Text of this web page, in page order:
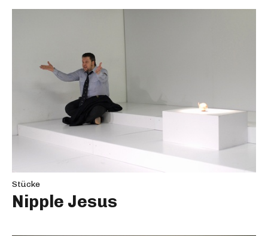
Stücke
Nipple Jesus